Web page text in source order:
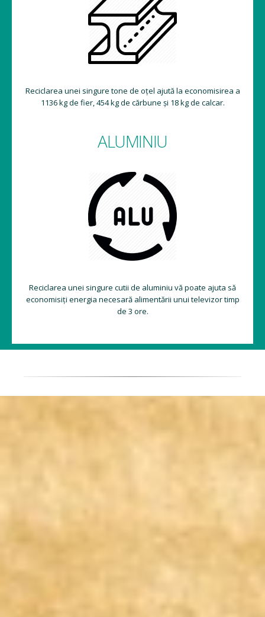
Reciclarea unei singure tone de oțel ajută la economisirea a
1136 kg de fier, 454 kg de cărbune și 18 kg de calcar.
ALUMINIU
Reciclarea unei singure cutii de aluminiu vă poate ajuta să
economisiți energia necesară alimentării unui televizor timp
de 3 ore.